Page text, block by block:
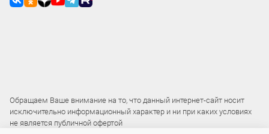
Обращаем Ваше внимание на то, что данный интернет-сайт носит
исключительно информационный характер и ни при каких условиях
не является публичной офертой